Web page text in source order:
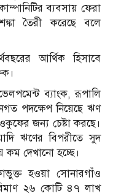
ব্যবসায় ফেরা
তৈরী করেছে বলে
আর্থিক হিসাবে
ব্যাংক, রূপালি
পদক্ষেপ নিয়েছে ঋণ
জন্য চেষ্টা করছে।
ঋণের বিপরীতে সুদ
কম দেখানো হচ্ছে।
হওয়া সোনারগাঁও
২৬ কোটি ৪৭ লাখ